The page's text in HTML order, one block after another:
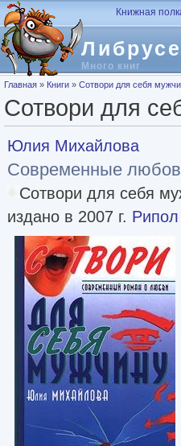
Перейти к основному содержанию
Много книг
Книжная
Вы здесь
Главная » Книги » Сотвори для себя
Сотвори для
Юлия Михайлова
Современные
Сотвори для себя
издано в 2007 г. Рипол